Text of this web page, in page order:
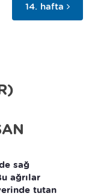
14. hafta
sağ
ağrılar
tutan